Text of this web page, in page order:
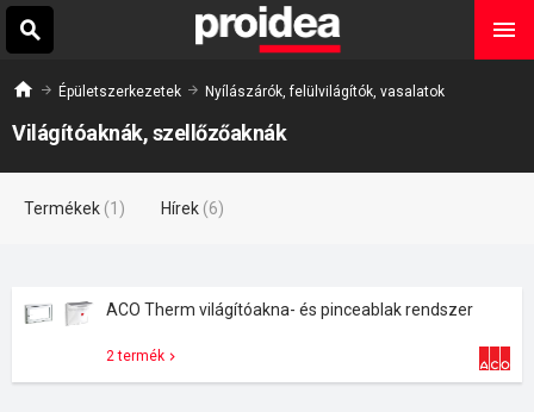
Épületszerkezetek Nyílászárók, felülvilágítók, vasalatok
Világítóaknák, szellőzőaknák
Termékek (1) Hírek (6)
ACO Therm világítóakna- és pinceablak rendszer
2 termék